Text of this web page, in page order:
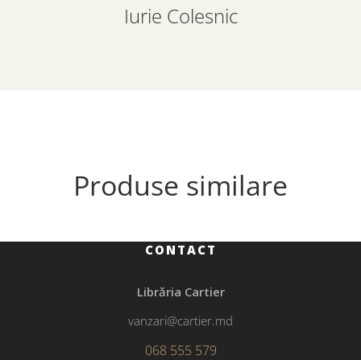
Iurie Colesnic
Produse similare
CONTACT
Librăria Cartier
vanzari@cartier.md
068 555 579